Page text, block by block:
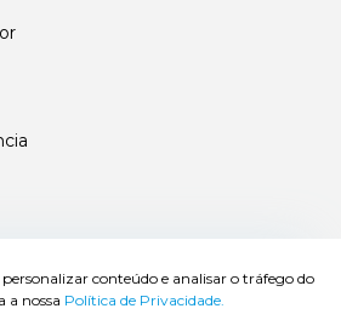
personalizar conteúdo e analisar o tráfego do
a nossa Política de Privacidade.